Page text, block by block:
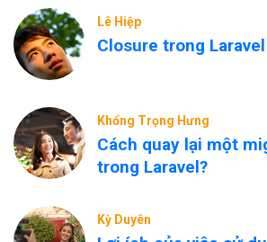
Lê Hiệp
Closure trong
Khổng Trọng Hưng
Cách quay lại một
trong Laravel?
Kỳ Duyên